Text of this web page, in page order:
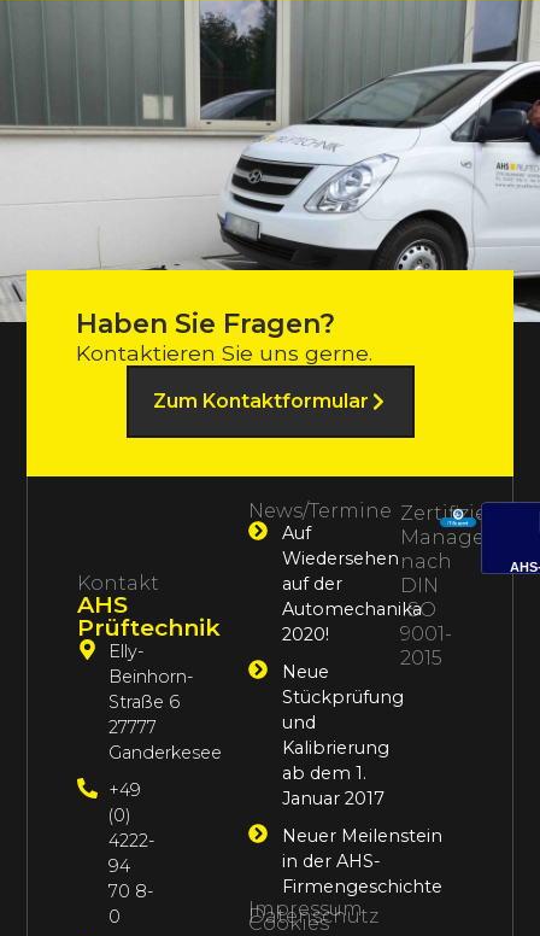
Haben Sie Fragen?
Kontaktieren Sie uns gerne.
Zum Kontaktformular
News/Termine
Auf
Wiedersehen
auf der
Automechanika
2020!
Neue
Stückprüfung
und
Kalibrierung
ab dem 1.
Januar 2017
Neuer Meilenstein
in der AHS-
Firmengeschichte
Impressum
Datenschutz
Cookies
Kontakt
AHS
Prüftechnik
Elly-
Beinhorn-
Straße 6
27777
Ganderkesee
+49
(0)
4222-
94
70 8-
0
Zertifiziertes
nach
DIN
ISO
9001-
2015